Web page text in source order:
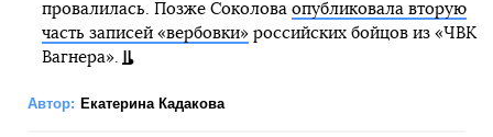
провалилась. Позже Соколова опубликовала вторую
часть записей «вербовки»российских бойцов из «ЧВК
Вагнера».
Автор: Екатерина Кадакова